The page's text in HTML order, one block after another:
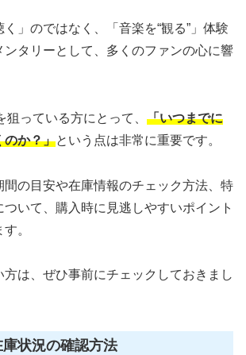
」のではなく、「音楽を“観る”」体験
ンタリーとして、多くのファンの心に響
っている方にとって、 「いつまでに
のか？」という点は非常に重要です。
間の目安や在庫情報のチェック方法、特
いて、購入時に見逃しやすいポイント
。
は、ぜひ事前にチェックしておきまし
状況の確認方法